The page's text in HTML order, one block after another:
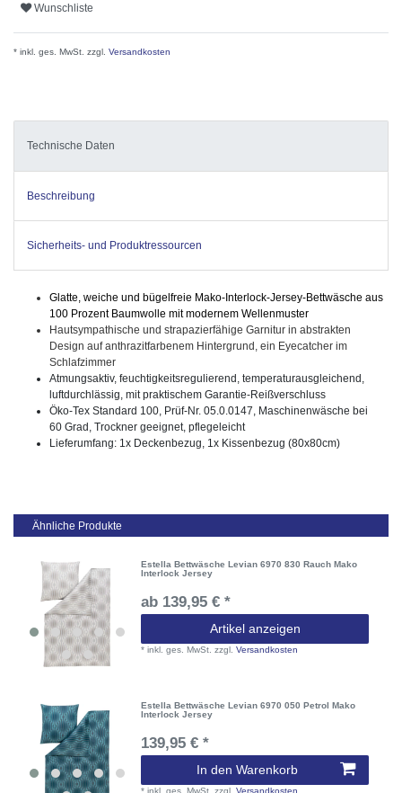
Wunschliste
* inkl. ges. MwSt. zzgl. Versandkosten
Technische Daten
Beschreibung
Sicherheits- und Produktressourcen
Glatte, weiche und bügelfreie Mako-Interlock-Jersey-Bettwäsche aus
100 Prozent Baumwolle mit modernem Wellenmuster
Hautsympathische und strapazierfähige Garnitur in abstrakten
Design auf anthrazitfarbenem Hintergrund, ein Eyecatcher im
Schlafzimmer
Atmungsaktiv, feuchtigkeitsregulierend, temperaturausgleichend,
luftdurchlässig, mit praktischem Garantie-Reißverschluss
Öko-Tex Standard 100, Prüf-Nr. 05.0.0147, Maschinenwäsche bei
60 Grad, Trockner geeignet, pflegeleicht
Lieferumfang: 1x Deckenbezug, 1x Kissenbezug (80x80cm)
Ähnliche Produkte
Estella Bettwäsche Levian 6970 830 Rauch Mako
Interlock Jersey
ab 139,95 € *
Artikel anzeigen
*inkl. ges. MwSt. zzgl.Versandkosten
Estella Bettwäsche Levian 6970 050 Petrol Mako
Interlock Jersey
139,95 € *
In den Warenkorb
*inkl. ges. MwSt. zzgl.Versandkosten